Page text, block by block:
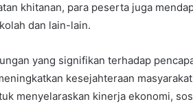
khitanan, para peserta juga
dan lain-lain.
yang signifikan terhadap
kesejahteraan
menyelaraskan kinerja ekonomi,